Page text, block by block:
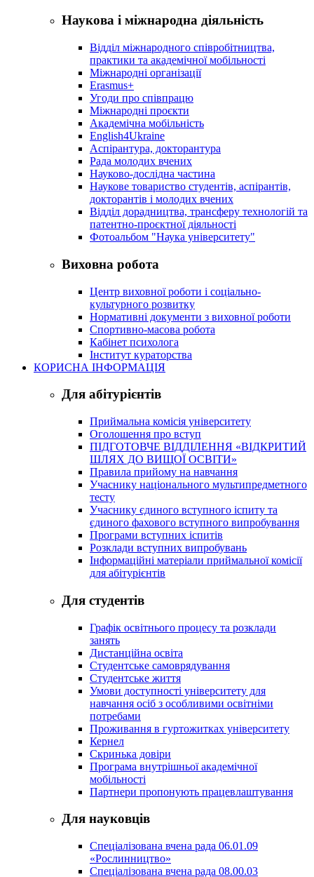
Наукова і міжнародна діяльність
Відділ міжнародного співробітництва,
практики та академічної мобільності
Міжнародні організації
Erasmus+
Угоди про співпрацю
Міжнародні проєкти
Академічна мобільність
English4Ukraine
Аспірантура, докторантура
Рада молодих вчених
Науково-дослідна частина
Наукове товариство студентів, аспірантів,
докторантів і молодих вчених
Відділ дорадництва, трансферу технологій та
патентно-проєктної діяльності
Фотоальбом "Наука університету"
Виховна робота
Центр виховної роботи і соціально-
культурного розвитку
Нормативні документи з виховної роботи
Спортивно-масова робота
Кабінет психолога
Інститут кураторства
КОРИСНА ІНФОРМАЦІЯ
Для абітурієнтів
Приймальна комісія університету
Оголошення про вступ
ПІДГОТОВЧЕ ВІДДІЛЕННЯ «ВІДКРИТИЙ
ШЛЯХ ДО ВИЩОЇ ОСВІТИ»
Правила прийому на навчання
Учаснику національного мультипредметного
тесту
Учаснику єдиного вступного іспиту та
єдиного фахового вступного випробування
Програми вступних іспитів
Розклади вступних випробувань
Інформаційні матеріали приймальної комісії
для абітурієнтів
Для студентів
Графік освітнього процесу та розклади
занять
Дистанційна освіта
Студентське самоврядування
Студентське життя
Умови доступності університету для
навчання осіб з особливими освітніми
потребами
Проживання в гуртожитках університету
Кернел
Скринька довіри
Програма внутрішньої академічної
мобільності
Партнери пропонують працевлаштування
Для науковців
Спеціалізована вчена рада 06.01.09
«Рослинництво»
Спеціалізована вчена рада 08.00.03